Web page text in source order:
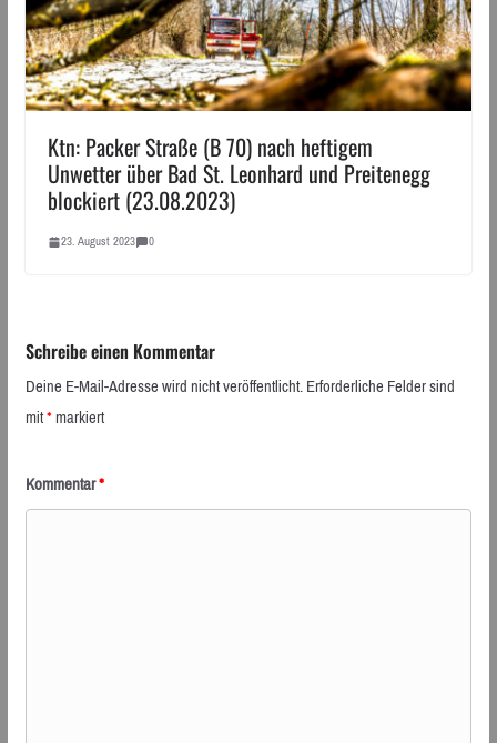
Ktn: Packer Straße (B 70) nach heftigem
Unwetter über Bad St. Leonhard und Preitenegg
blockiert (23.08.2023)
23. August 2023 0
Schreibe einen Kommentar
Deine E-Mail-Adresse wird nicht veröffentlicht.Erforderliche Felder sind
mit*markiert
Kommentar*